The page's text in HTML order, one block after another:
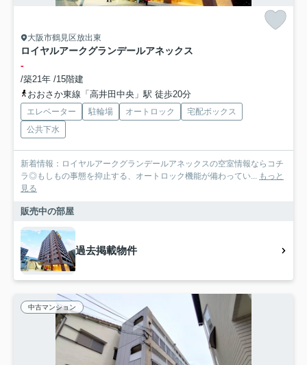
大阪市鶴見区放出東
ロイヤルアークグランデールアネックス
-
/築21年 /15階建
おおさか東線「高井田中央」駅 徒歩20分
エレベーター 駐輪場 オートロック
宅配ボックス
公共下水
新着情報：ロイヤルアークグランデールアネックスの空室情報ならコチ
ラ◎もしもの事態を抑止する、オートロック機能が備わってい... もっと
見る
販売中の部屋
過去掲載物件
中古マンション